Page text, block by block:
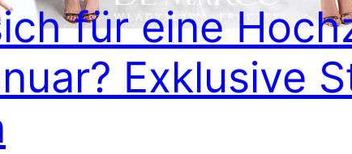
für eine
Exklusive